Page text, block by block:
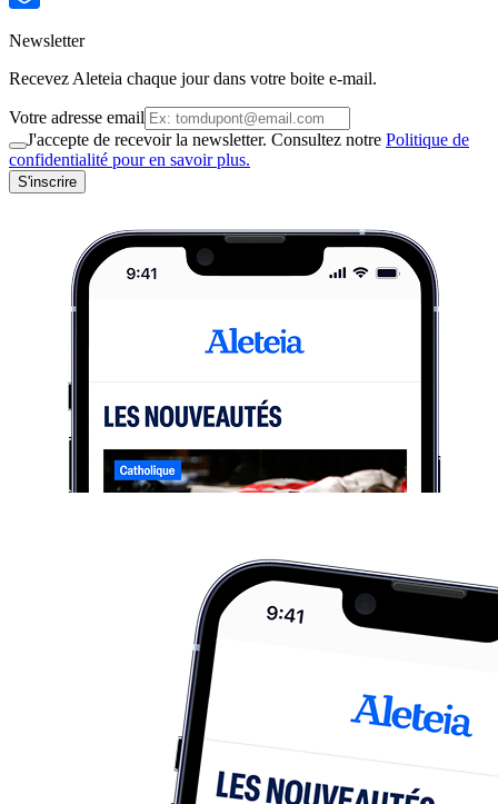
Newsletter
Recevez Aleteia chaque jour dans votre boite e-mail.
Votre adresse email
J'accepte de recevoir la newsletter. Consultez notre Politique de
confidentialité pour en savoir plus.
S'inscrire